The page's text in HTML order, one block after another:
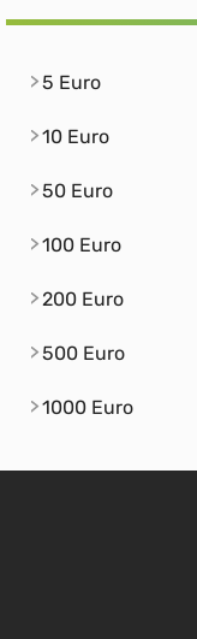
5 Euro
10 Euro
50 Euro
100 Euro
200 Euro
500 Euro
1000 Euro